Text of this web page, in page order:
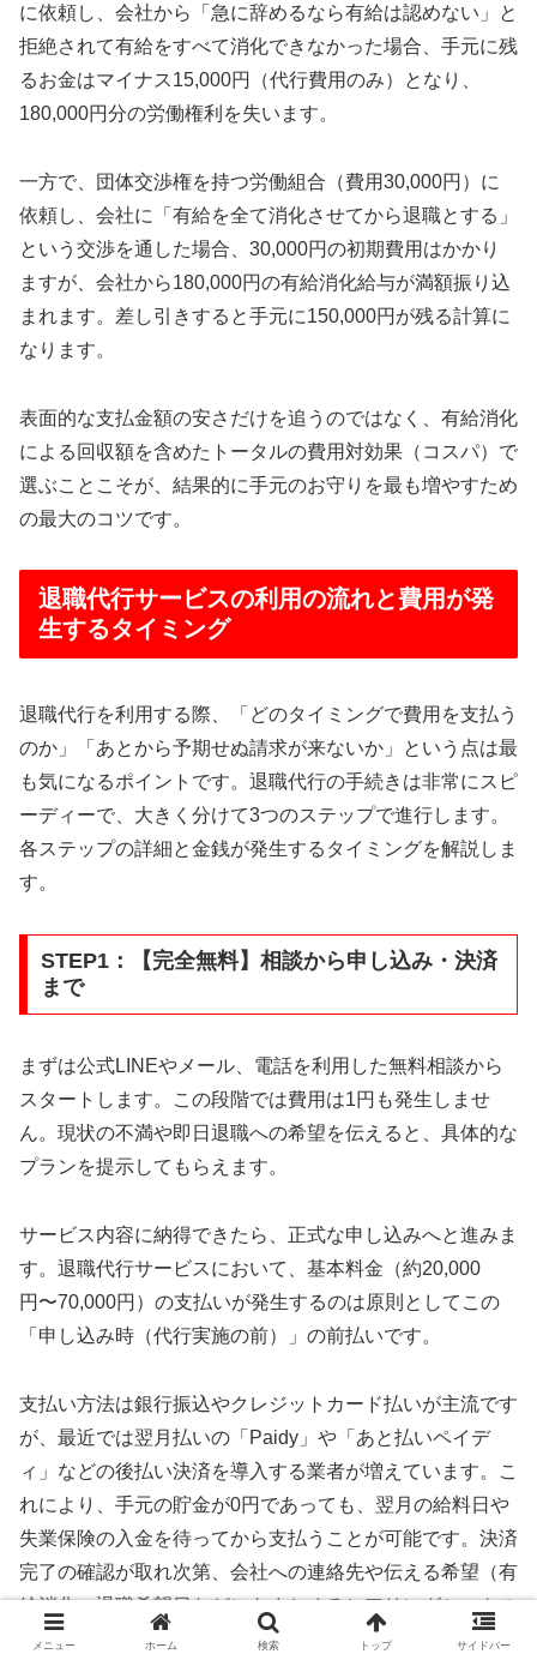
に依頼し、会社から「急に辞めるなら有給は認めない」と
拒絶されて有給をすべて消化できなかった場合、手元に残
るお金はマイナス15,000円（代行費用のみ）となり、
180,000円分の労働権利を失います。
一方で、団体交渉権を持つ労働組合（費用30,000円）に
依頼し、会社に「有給を全て消化させてから退職とする」
という交渉を通した場合、30,000円の初期費用はかかり
ますが、会社から180,000円の有給消化給与が満額振り込
まれます。差し引きすると手元に150,000円が残る計算に
なります。
表面的な支払金額の安さだけを追うのではなく、有給消化
による回収額を含めたトータルの費用対効果（コスパ）で
選ぶことこそが、結果的に手元のお守りを最も増やすため
の最大のコツです。
退職代行サービスの利用の流れと費用が発
生するタイミング
退職代行を利用する際、「どのタイミングで費用を支払う
のか」「あとから予期せぬ請求が来ないか」という点は最
も気になるポイントです。退職代行の手続きは非常にスピ
ーディーで、大きく分けて3つのステップで進行します。
各ステップの詳細と金銭が発生するタイミングを解説しま
す。
STEP1：【完全無料】相談から申し込み・決済
まで
まずは公式LINEやメール、電話を利用した無料相談から
スタートします。この段階では費用は1円も発生しませ
ん。現状の不満や即日退職への希望を伝えると、具体的な
プランを提示してもらえます。
サービス内容に納得できたら、正式な申し込みへと進みま
す。退職代行サービスにおいて、基本料金（約20,000
円〜70,000円）の支払いが発生するのは原則としてこの
「申し込み時（代行実施の前）」の前払いです。
支払い方法は銀行振込やクレジットカード払いが主流です
が、最近では翌月払いの「Paidy」や「あと払いペイデ
ィ」などの後払い決済を導入する業者が増えています。こ
れにより、手元の貯金が0円であっても、翌月の給料日や
失業保険の入金を待ってから支払うことが可能です。決済
完了の確認が取れ次第、会社への連絡先や伝える希望（有
給消化・退職希望日など）をまとめるヒアリングシートの
作成に移ります。
メニュー ホーム 検索 トップ サイドバー